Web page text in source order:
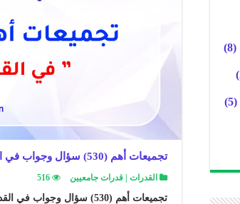
تجميعات أهم (530) سؤال وجواب في القدرات القسم الكمي
القدرات | قدرات جامعيين 516
تجميعات أهم (530) سؤال وجواب في القدرات القسم الكمي ..
(8)
(5)